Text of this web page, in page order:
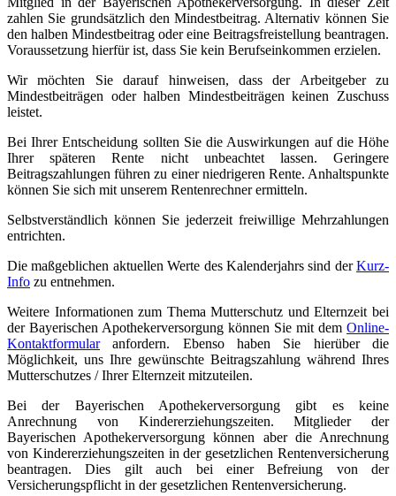
zahlen Sie grundsätzlich den Mindestbeitrag. Alternativ können Sie
den halben Mindestbeitrag oder eine Beitragsfreistellung beantragen.
Voraussetzung hierfür ist, dass Sie kein Berufseinkommen erzielen.
Wir möchten Sie darauf hinweisen, dass der Arbeitgeber zu
Mindestbeiträgen oder halben Mindestbeiträgen keinen Zuschuss
leistet.
Bei Ihrer Entscheidung sollten Sie die Auswirkungen auf die Höhe
Ihrer späteren Rente nicht unbeachtet lassen. Geringere
Beitragszahlungen führen zu einer niedrigeren Rente. Anhaltspunkte
können Sie sich mit unserem Rentenrechner ermitteln.
Selbstverständlich können Sie jederzeit freiwillige Mehrzahlungen
entrichten.
Die maßgeblichen aktuellen Werte des Kalenderjahrs sind derKurz-
Info zu entnehmen.
Weitere Informationen zum Thema Mutterschutz und Elternzeit bei
der Bayerischen Apothekerversorgung können Sie mit dem Online-
Kontaktformularanfordern. Ebenso haben Sie hierüber die
Möglichkeit, uns Ihre gewünschte Beitragszahlung während Ihres
Mutterschutzes / Ihrer Elternzeit mitzuteilen.
Bei der Bayerischen Apothekerversorgung gibt es keine
Anrechnung von Kindererziehungszeiten. Mitglieder der
Bayerischen Apothekerversorgung können aber die Anrechnung
von Kindererziehungszeiten in der gesetzlichen Rentenversicherung
beantragen. Dies gilt auch bei einer Befreiung von der
Versicherungspflicht in der gesetzlichen Rentenversicherung.